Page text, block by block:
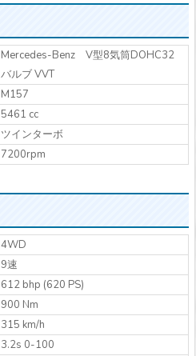
Mercedes-Benz V型8気筒DOHC32
バルブ VVT
M157
5461 cc
ツインターボ
7200rpm
4WD
9速
612 bhp (620 PS)
900 Nm
315 km/h
3.2s 0-100